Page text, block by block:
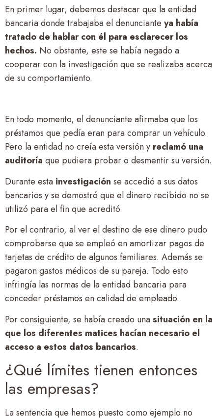
En primer lugar, debemos destacar que la entidad
bancaria donde trabajaba el denunciante ya había
tratado de hablar con él para esclarecer los
hechos. No obstante, este se había negado a
cooperar con la investigación que se realizaba acerca
de su comportamiento.
En todo momento, el denunciante afirmaba que los
préstamos que pedía eran para comprar un vehículo.
Pero la entidad no creía esta versión y reclamó una
auditoría que pudiera probar o desmentir su versión.
Durante esta investigación se accedió a sus datos
bancarios y se demostró que el dinero recibido no se
utilizó para el fin que acreditó.
Por el contrario, al ver el destino de ese dinero pudo
comprobarse que se empleó en amortizar pagos de
tarjetas de crédito de algunos familiares. Además se
pagaron gastos médicos de su pareja. Todo esto
infringía las normas de la entidad bancaria para
conceder préstamos en calidad de empleado.
Por consiguiente, se había creado unasituación en la
que los diferentes matices hacían necesario el
acceso a estos datos bancarios.
¿Qué límites tienen entonces
las empresas?
La sentencia que hemos puesto como ejemplo no